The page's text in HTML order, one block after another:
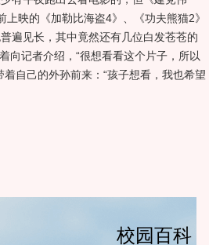
映的《加勒比海盗4》、《功夫熊猫2》
遍见长，其中竟然还有几位白发苍苍的
向记者介绍，“很想看看这个片子，所以
自己的外孙前来：“孩子想看，我也希望